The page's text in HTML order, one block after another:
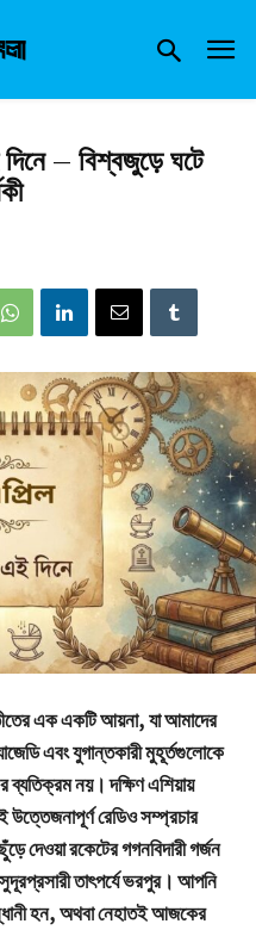
– বিশ্বজুড়ে ঘটে
এক একটি আয়না, যা আমাদের
এবং যুগান্তকারী মুহূর্তগুলোকে
নয়। দক্ষিণ এশিয়ায়
উত্তেজনাপূর্ণ রেডিও সম্প্রচার
দেওয়া রকেটের গগনবিদারী গর্জন
তাৎপর্যে ভরপুর। আপনি
হন, অথবা নেহাতই আজকের